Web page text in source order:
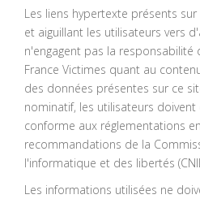
Les liens hypertexte présents
et aiguillant les utilisateurs vers
n'engagent pas la
France Victimes quant au
des données présentes sur ce
nominatif, les utilisateurs doivent
conforme aux réglementations
recommandations de la
l'informatique et des libertés
Les informations utilisées ne